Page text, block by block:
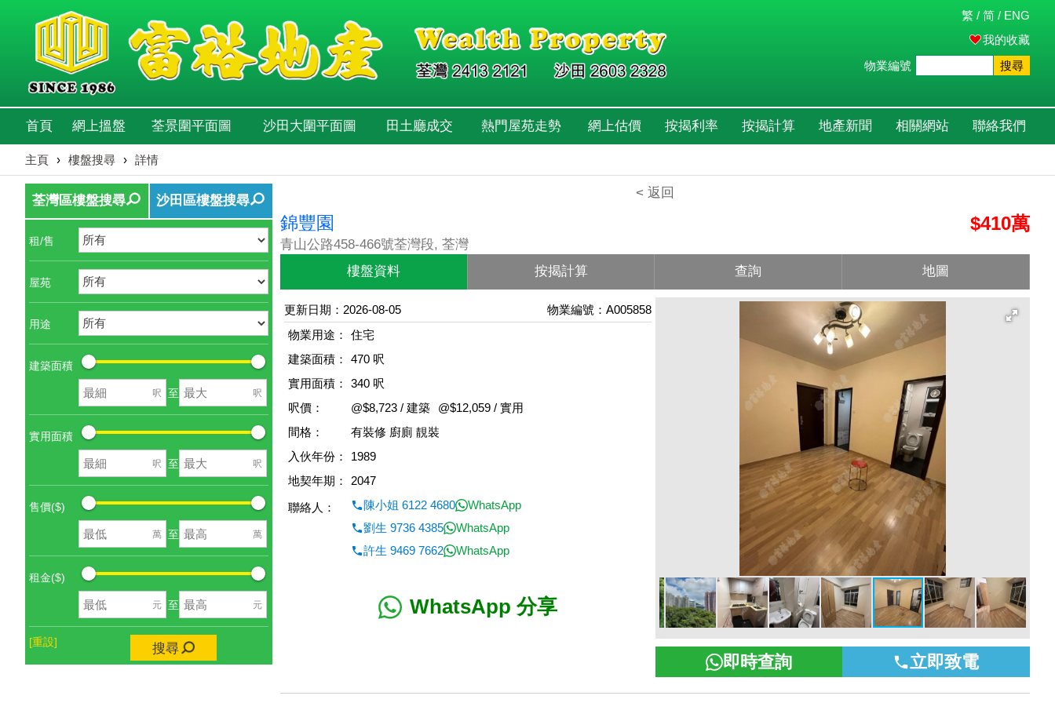
繁 / 简 / ENG
我的收藏
物業編號
搜尋
首頁 網上搵盤 荃景圍平面圖 沙田大圍平面圖 田土廳成交 熱門屋苑走勢 網上估價 按揭利率 按揭計算 地產新聞 相關網站 聯絡我們
主頁 › 樓盤搜尋 › 詳情
荃灣區樓盤搜尋 沙田區樓盤搜尋
租/售
屋苑
用途
建築面積
呎 至 呎
實用面積
呎 至 呎
售價($)
萬 至 萬
租金($)
元 至 元
[重設] 搜尋
< 返回
錦豐園
青山公路458-466號荃灣段, 荃灣
$410萬
樓盤資料 按揭計算 查詢 地圖
更新日期：2026-08-05
物業編號：A005858
物業用途：
住宅
建築面積：
470 呎
實用面積：
340 呎
呎價：
@$8,723 / 建築
@$12,059 / 實用
間格：
有裝修 廚廁 靚裝
入伙年份：
1989
地契年期：
2047
聯絡人：
陳小姐 6122 4680
WhatsApp
劉生 9736 4385
WhatsApp
許生 9469 7662
WhatsApp
WhatsApp 分享
即時查詢 立即致電